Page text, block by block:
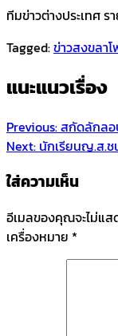
ทีมข่าวต่างประเทศ ร
Tagged:ข่าวสงขลา
แนะแนวเรื่อง
Previous:สกัดลักลอ
Next: นักเรียนญ.ส.ช
ใส่ความเห็น
อีเมลของคุณจะไม่แส
เครื่องหมาย *